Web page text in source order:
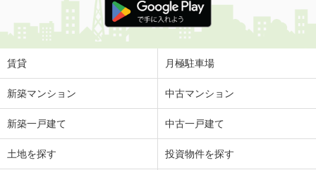
賃貸 月極駐車場
新築マンション 中古マンション
新築一戸建て 中古一戸建て
土地を探す 投資物件を探す